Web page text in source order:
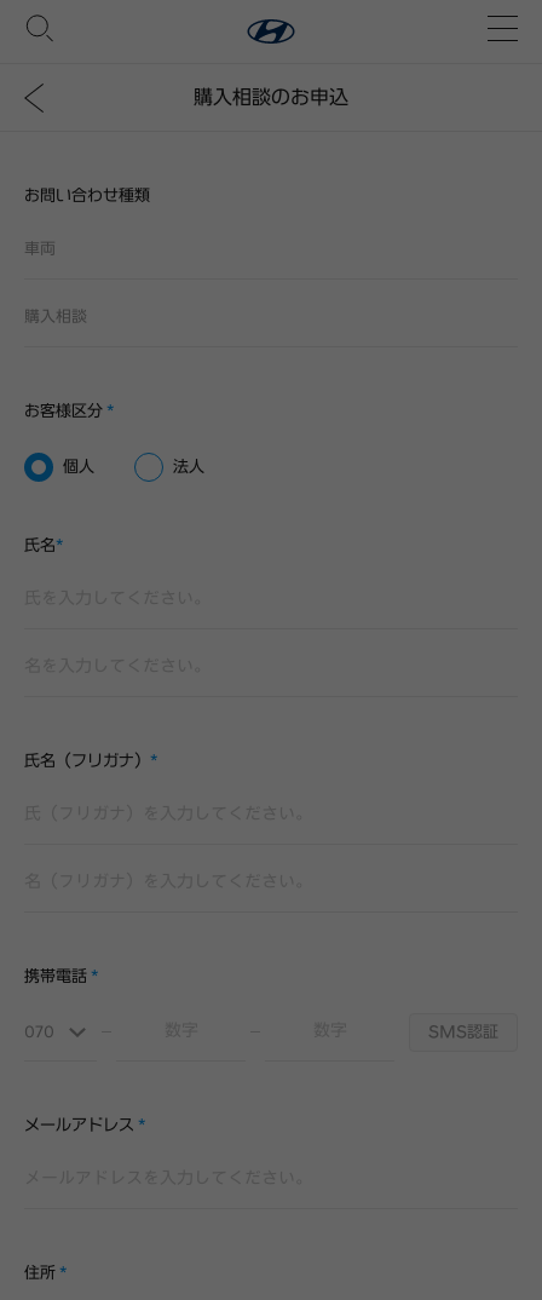
購入相談のお申込
お問い合わせ種類
お客様区分 *
個人 法人
氏名*
氏名（フリガナ） *
携帯電話 *
070 SMS認証
メールアドレス *
住所 *